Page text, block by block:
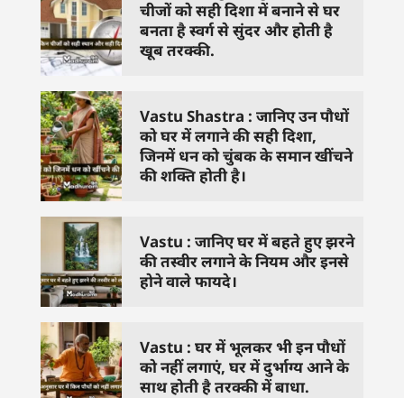
चीजों को सही दिशा में बनाने से घर
बनता है स्वर्ग से सुंदर और होती है
खूब तरक्की.
Vastu Shastra : जानिए उन पौधों
को घर में लगाने की सही दिशा,
जिनमें धन को चुंबक के समान खींचने
की शक्ति होती है।
Vastu : जानिए घर में बहते हुए झरने
की तस्वीर लगाने के नियम और इनसे
होने वाले फायदे।
Vastu : घर में भूलकर भी इन पौधों
को नहीं लगाएं, घर में दुर्भाग्य आने के
साथ होती है तरक्की में बाधा.